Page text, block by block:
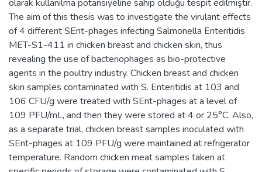
olarak kullanılma potansiyeline sahip olduğu tespit edilmiştir.
The aim of this thesis was to investigate the virulant effects
of 4 different SEnt-phages infecting Salmonella Enteritidis
MET-S1-411 in chicken breast and chicken skin, thus
revealing the use of bacteriophages as bio-protective
agents in the poultry industry. Chicken breast and chicken
skin samples contaminated with S. Enteritidis at 103 and
106 CFU/g were treated with SEnt-phages at a level of
109 PFU/mL, and then they were stored at 4 or 25°C. Also,
as a separate trial, chicken breast samples inoculated with
SEnt-phages at 109 PFU/g were maintained at refrigerator
temperature. Random chicken meat samples taken at